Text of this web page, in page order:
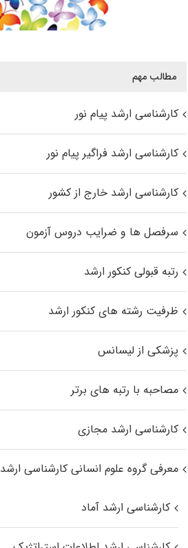
مطالب مهم
کارشناسی ارشد پیام نور
کارشناسی ارشد فراگیر پیام نور
کارشناسی ارشد خارج از کشور
سرفصل ها و ضرایب دروس آزمون
رتبه قبولی کنکور ارشد
ظرفیت رشته های کنکور ارشد
پزشکی از لیسانس
مصاحبه با رتبه های برتر
کارشناسی ارشد مجازی
معرفی گروه علوم انسانی کارشناسی ارشد
کارشناسی ارشد آماد